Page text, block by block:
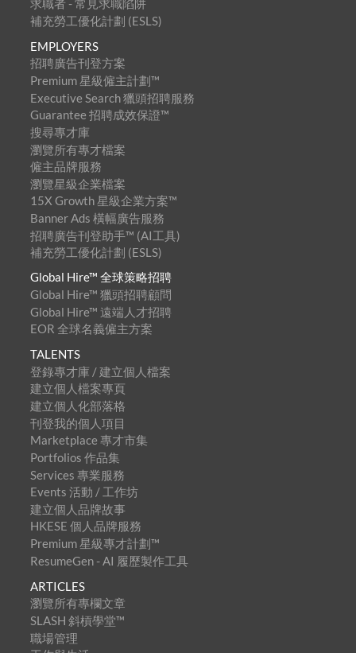
求職者 - 常見求職陷阱
補充勞工優化計劃 (ESLS)
EMPLOYERS
招聘廣告刊登方案
Premium 星級僱主計劃™
Executive Search 獵頭招聘服務
Guarantee 招聘成效保證™
搜尋專才庫
瀏覽所有專才檔案
僱主品牌服務
瀏覽星級企業檔案
15X Growth 星級企業方案™
Banner Ads 橫幅廣告服務
招聘廣告刊登助手™ (AI工具)
補充勞工優化計劃 (ESLS)
Global Hire™ 全球策略招聘
Global Hire™ 獵頭招聘顧問
Global Hire™ 遠端人才招聘
EOR 全球名義僱主方案
TALENTS
登錄專才庫 / 建立個人檔案
建立個人檔案專頁
建立個人化部落格
刊登我的個人項目
Marketplace 專才市集
Portfolios 作品集
Services 專業服務
Events 活動 / 工作坊
建立個人品牌故事
HKESE 個人品牌服務
Premium 星級專才計劃™
ResumeGen - AI 履歷製作工具
ARTICLES
瀏覽所有專欄文章
SLASH 斜槓學堂™
職場管理